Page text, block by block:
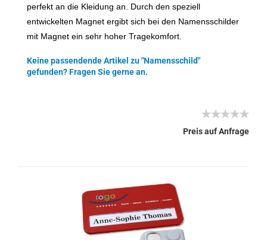
perfekt an die Kleidung an. Durch den speziell
entwickelten Magnet ergibt sich bei den Namensschilder
mit Magnet ein sehr hoher Tragekomfort.
Keine passendende Artikel zu "Namensschild"
gefunden? Fragen Sie gerne an.
Preis auf Anfrage